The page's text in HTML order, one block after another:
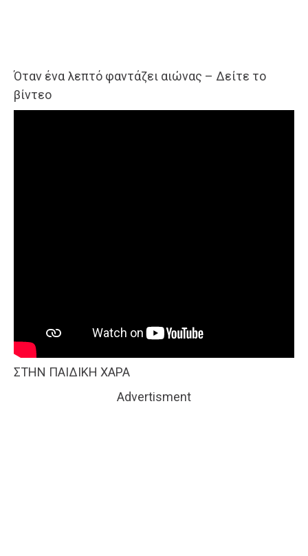
Όταν ένα λεπτό φαντάζει αιώνας – Δείτε το
βίντεο
ΣΤΗΝ ΠΑΙΔΙΚΗ ΧΑΡΑ
Advertisment